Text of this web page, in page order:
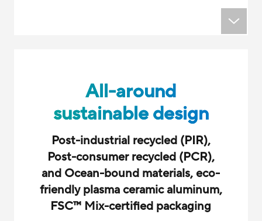
All-around
sustainable design
Post-industrial recycled (PIR),
Post-consumer recycled (PCR),
and Ocean-bound materials, eco-
friendly plasma ceramic aluminum,
FSC™ Mix-certified packaging